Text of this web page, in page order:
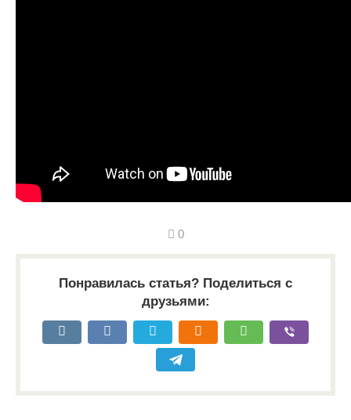
0
Понравилась статья? Поделиться с
друзьями: